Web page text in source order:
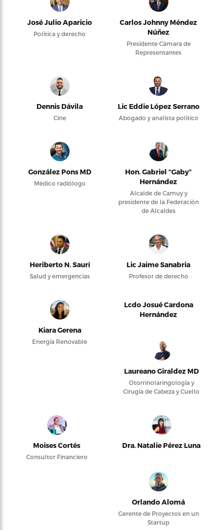
José Julio Aparicio
Política y derecho
Carlos Johnny Méndez
Núñez
Presidente Cámara de
Representantes
Dennis Dávila
Cine
Lic Eddie López Serrano
Abogado y analista político
González Pons MD
Médico radiólogo
Hon. Gabriel “Gaby”
Hernández
Alcalde de Camuy y
presidente de la Federación
de Alcaldes
Heriberto N. Saurí
Salud y emergencias
Lic Jaime Sanabria
Profesor de derecho
Kiara Gerena
Energía Renovable
Lcdo Josué Cardona
Hernández
Laureano Giraldez MD
Otorrinolaringología y
Cirugía de Cabeza y Cuello
Moises Cortés
Consultor Financiero
Dra. Natalie Pérez Luna
Orlando Alomá
Gerente de Proyectos en un
Startup